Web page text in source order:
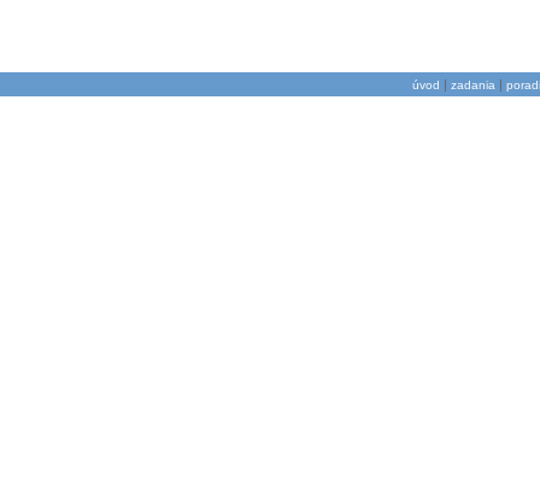
úvod | zadania |